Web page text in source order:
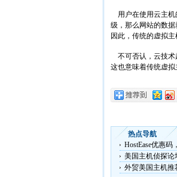
用户在使用云主机
级，那么网站的数
因此，传统的虚拟主
不可否认，云技术
这也意味着传统虚
热点导航
HostEase优惠码
美国主机侦探论
外贸美国主机推